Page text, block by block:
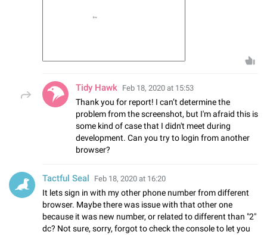
Tidy Hawk Feb 18, 2020 at 15:53
Thank you for report! I can’t determine the
problem from the screenshot, but I'm afraid this is
some kind of case that I didn't meet during
development. Can you try to login from another
browser?
Tactful Seal Feb 18, 2020 at 16:20
It lets sign in with my other phone number from different
browser. Maybe there was issue with that other one
because it was new number, or related to different than "2"
dc? Not sure, sorry, forgot to check the console to let you